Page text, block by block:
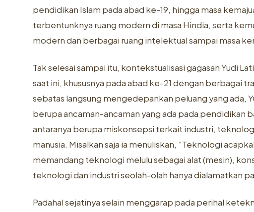
pendidikan Islam pada abad ke-19, hingga masa
terbentunknya ruang modern di masa Hindia, serta
modern dan berbagai ruang intelektual sampai masa
Tak selesai sampai itu, kontekstualisasi gagasan Yudi
saat ini, khususnya pada abad ke-21 dengan berbagai
sebatas langsung mengedepankan peluang yang ada,
berupa ancaman-ancaman yang ada pada pendidikan
antaranya berupa miskonsepsi terkait industri,
manusia. Misalkan saja ia menuliskan, “Teknologi
memandang teknologi melulu sebagai alat (mesin),
teknologi dan industri seolah-olah hanya dialamatkan
Padahal sejatinya selain menggarap pada perihal